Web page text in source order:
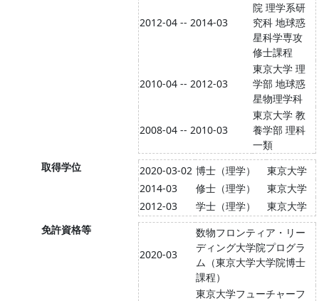
2012-04 -- 2014-03
院 理学系研
究科 地球惑
星科学専攻
修士課程
2010-04 -- 2012-03
東京大学 理
学部 地球惑
星物理学科
2008-04 -- 2010-03
東京大学 教
養学部 理科
一類
取得学位
2020-03-02 博士（理学）
東京大学
2014-03
修士（理学）
東京大学
2012-03
学士（理学）
東京大学
免許資格等
2020-03
数物フロンティア・リー
ディング大学院プログラ
ム（東京大学大学院博士
課程）
東京大学フューチャーフ